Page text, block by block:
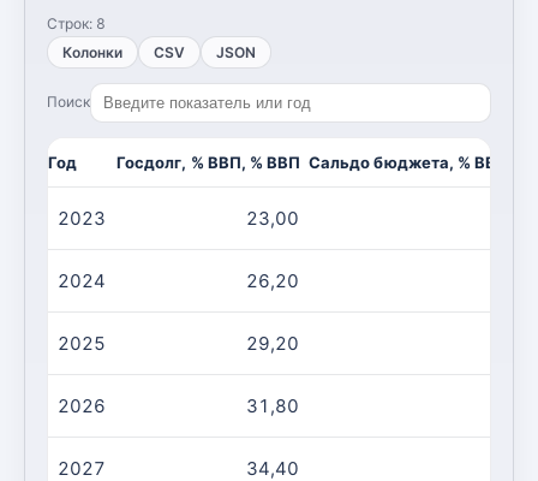
Строк: 8
Колонки
CSV JSON
Поиск
Год Госдолг, % ВВП, % ВВП Сальдо бюджета, % ВВП, %
2023 23,00
2024 26,20
2025 29,20
2026 31,80
2027 34,40